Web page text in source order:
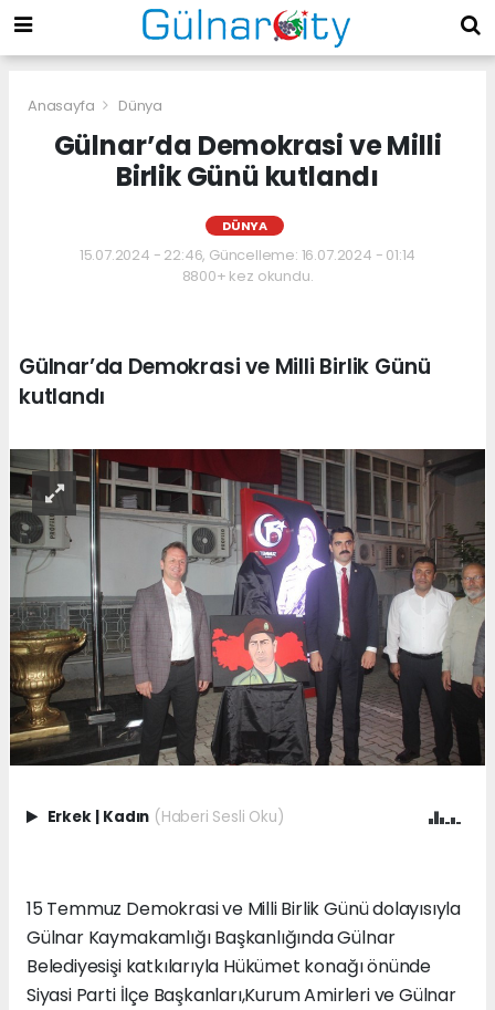
Anasayfa Dünya
Gülnar’da Demokrasi ve Milli
Birlik Günü kutlandı
DÜNYA
15.07.2024 - 22:46, Güncelleme: 16.07.2024 - 01:14
8800+ kez okundu.
Gülnar’da Demokrasi ve Milli Birlik Günü
kutlandı
Erkek Kadın (Haberi Sesli Oku)
15 Temmuz Demokrasi ve Milli Birlik Günü dolayısıyla
Gülnar Kaymakamlığı Başkanlığında Gülnar
Belediyesişi katkılarıyla Hükümet konağı önünde
Siyasi Parti İlçe Başkanları,Kurum Amirleri ve Gülnar